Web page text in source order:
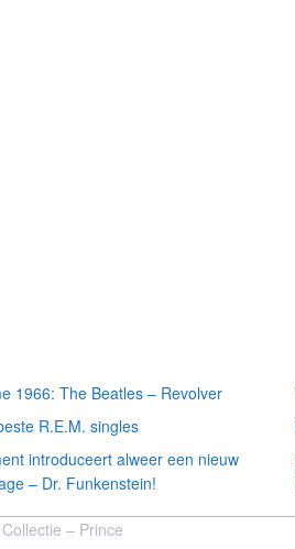
1966: The Beatles – Revolver
R.E.M. singles
introduceert alweer een nieuw
– Dr. Funkenstein!
Collectie – Prince